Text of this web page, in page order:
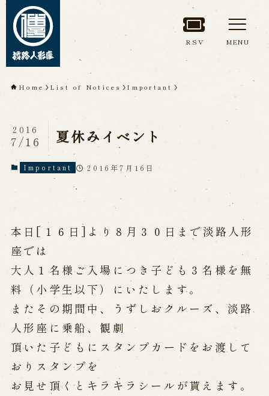
TOP
About Awaji
Ningyoza(Awaji Puppet
Theater)
About ’Awaji Ningyoza'
Living National Treasure, the late
Master Tsuruzawa Tomoji
Origin of the Awaji Ningyoza
People trained at the Awaji
Ningyoza
Inheriting Awaji Ningyo Joruri
Performances info
Performance Calendar
Current Performances
Upcoming Performances
RSV MENU
Home List of Notices Important
夏休みイベント
2016
7/16
Important 2016年7月16日
本日[１６日]より８月３０日まで淡路人形
座では
大人１名様ご入場につき子ども３名様を無
料（小学生以下）にいたします。
またその期間中、うずしおクルーズ、淡路
人形座に乗船、観劇
頂いた子どもにスタンプカードをお渡して
おりスタンプを
お見せ頂くとキラキラシールが貰えます。